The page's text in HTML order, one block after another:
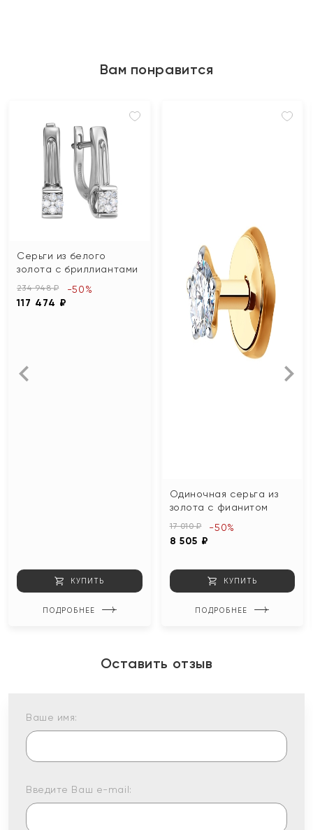
Вам понравится
Серьги из белого
золота с бриллиантами
234 948 ₽
117 474 ₽
-50%
КУПИТЬ
ПОДРОБНЕЕ
Одиночная серьга из
золота с фианитом
17 010 ₽
8 505 ₽
-50%
КУПИТЬ
ПОДРОБНЕЕ
Оставить отзыв
Ваше имя:
Введите Ваш e-mail: